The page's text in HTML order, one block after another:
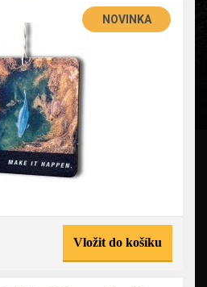
NOVINKA
Vložit do košíku